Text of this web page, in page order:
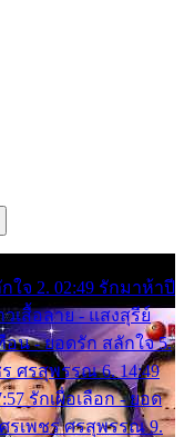
ใจ 2. 02:49 รักมาห้าปี
เสื้อลาย - แสงสุรีย์
อน - ยอดรัก สลักใจ 5.
ศรสุพรรณ 6. 14:49
รักเผื่อเลือก - ยอด
รเพชร ศรสุพรรณ 9.